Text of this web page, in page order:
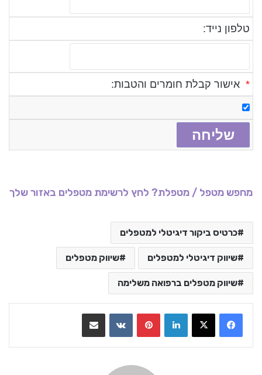
טלפון נייד:
*אישור קבלת חומרים והטבות:
מחפש מטפל / מטפלת? לחץ לרשימת מטפלים באזור שלך
כרטיס ביקור דיגיטלי למטפלים
שיווק דיגיטלי למטפלים שיווק מטפלים
שיווק מטפלים ברפואה משלימה
LinkedIn
Pinterest
VKontakteשתף בדואר אלקטרוני